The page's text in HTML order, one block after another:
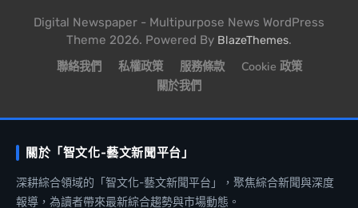
Digital Newspaper - Multipurpose News WordPress
Theme 2026. Powered By BlazeThemes.
聯絡我們 私權政策 服務條款
Cookie 政策
關於我們
關於「智文化-藝文新聞平台」
深耕綜合領域的「智文化-藝文新聞平台」，聚焦綜合新聞與深度
報導，為讀者帶來最新綜合趨勢與市場動態。